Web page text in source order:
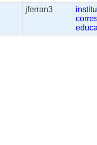
jferran3